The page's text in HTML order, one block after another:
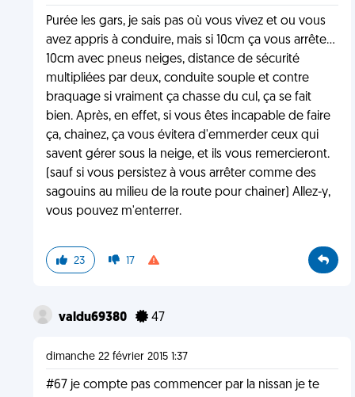
Purée les gars, je sais pas où vous vivez et ou vous
avez appris à conduire, mais si 10cm ça vous arrête...
10cm avec pneus neiges, distance de sécurité
multipliées par deux, conduite souple et contre
braquage si vraiment ça chasse du cul, ça se fait
bien. Après, en effet, si vous êtes incapable de faire
ça, chainez, ça vous évitera d'emmerder ceux qui
savent gérer sous la neige, et ils vous remercieront.
(sauf si vous persistez à vous arrêter comme des
sagouins au milieu de la route pour chainer) Allez-y,
vous pouvez m'enterrer.
23 17
valdu69380 47
dimanche 22 février 2015 1:37
#67 je compte pas commencer par la nissan je te